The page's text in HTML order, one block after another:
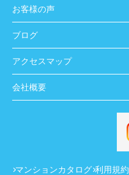
お客様の声
ブログ
アクセスマップ
会社概要
マンションカタログ 利用規約